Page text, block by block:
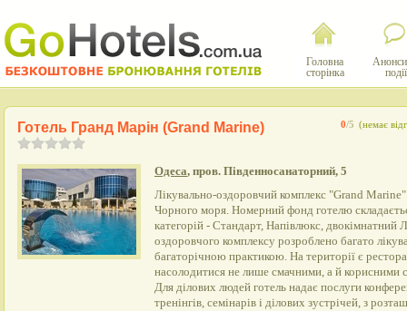
Головна
сторінка
події
0/5 (немає
Готель Гранд Марін (Grand Marine)
Одеса, пров. Південносанаторний, 5
Лікувально-оздоровчий комплекс "Grand
Чорного моря. Номерний фонд готелю
категорій - Стандарт, Напівлюкс,
оздоровчого комплексу розроблено багато
багаторічною практикою. На території є
насолодитися не лише смачними, а й корисними
Для ділових людей готель надає послуги
тренінгів, семінарів і ділових зустрічей, з